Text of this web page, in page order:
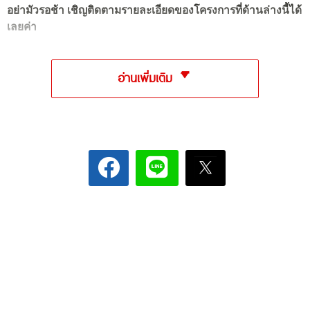
อย่ามัวรอช้า เชิญติดตามรายละเอียดของโครงการที่ด้านล่างนี้ได้
เลยค่า
อ่านเพิ่มเติม